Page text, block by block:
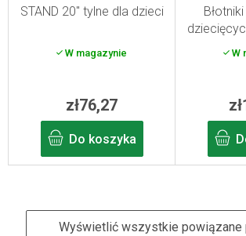
STAND 20" tylne dla dzieci
W magazynie
zł76,27
Do koszyka
W
Wyświetlić wszystkie powiązane